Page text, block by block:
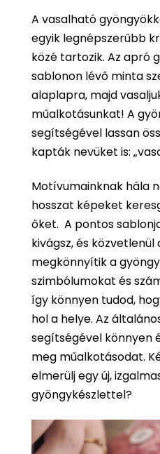
A vasalható
egyik legnépszerűbb
közé tartozik. Az apró
sablonon lévő minta
alaplapra, majd
műalkotásunkat! A
segítségével lassan
kapták nevüket is:
Motívumainknak hála
hosszat képeket
őket. A pontos
kivágsz, és
megkönnyítik a
szimbólumokat és
így könnyen tudod,
hol a helye. Az
segítségével könnyen
meg műalkotásodat.
elmerülj egy új,
gyöngykészlettel?